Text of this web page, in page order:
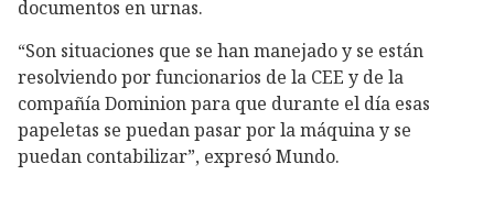
documentos en urnas.
“Son situaciones que se han manejado y se están
resolviendo por funcionarios de la CEE y de la
compañía Dominion para que durante el día esas
papeletas se puedan pasar por la máquina y se
puedan contabilizar”, expresó Mundo.